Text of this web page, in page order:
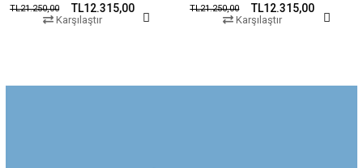
TL12.315,00
Karşılaştır
TL12.315,00
Karşılaştır